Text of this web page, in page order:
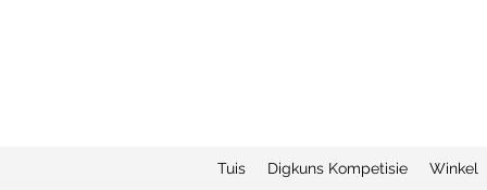
Tuis Digkuns Kompetisie Winkel